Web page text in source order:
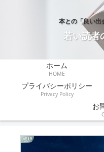
本との「良い出
若い読者
ホーム
HOME
プライバシーポリシー
Privacy Policy
お
感想